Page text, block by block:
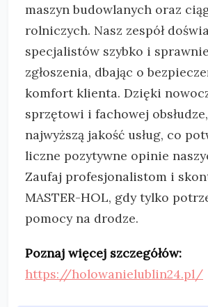
maszyn budowlanych oraz
rolniczych. Nasz zespół
specjalistów szybko i
zgłoszenia, dbając o
komfort klienta. Dzięki
sprzętowi i fachowej
najwyższą jakość usług, co
liczne pozytywne opinie
Zaufaj profesjonalistom i
MASTER-HOL, gdy tylko
pomocy na drodze.
Poznaj więcej szczegółów:
https://holowanielublin24.pl/